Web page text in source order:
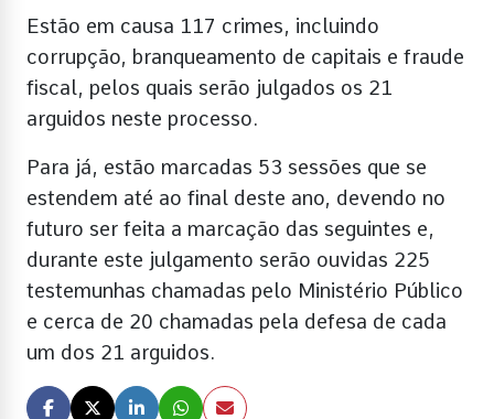
Estão em causa 117 crimes, incluindo
corrupção, branqueamento de capitais e fraude
fiscal, pelos quais serão julgados os 21
arguidos neste processo.
Para já, estão marcadas 53 sessões que se
estendem até ao final deste ano, devendo no
futuro ser feita a marcação das seguintes e,
durante este julgamento serão ouvidas 225
testemunhas chamadas pelo Ministério Público
e cerca de 20 chamadas pela defesa de cada
um dos 21 arguidos.